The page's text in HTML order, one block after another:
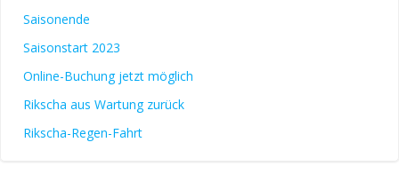
Saisonende
Saisonstart 2023
Online-Buchung jetzt möglich
Rikscha aus Wartung zurück
Rikscha-Regen-Fahrt